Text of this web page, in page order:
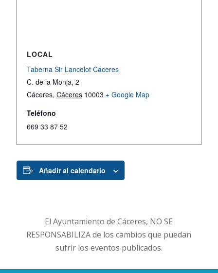
LOCAL
Taberna Sir Lancelot Cáceres
C. de la Monja, 2
Cáceres, Cáceres 10003 + Google Map
Teléfono
669 33 87 52
Añadir al calendario
El Ayuntamiento de Cáceres, NO SE
RESPONSABILIZA de los cambios que puedan
sufrir los eventos publicados.